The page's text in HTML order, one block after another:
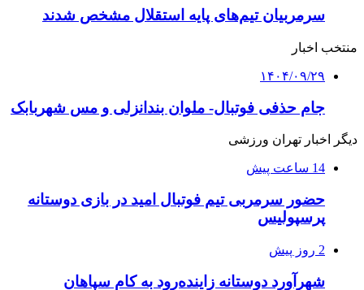
سرمربیان تیم‌های پایه استقلال مشخص شدند
منتخب اخبار
۱۴۰۴/۰۹/۲۹
جام حذفی فوتبال- ملوان بندانزلی و مس شهربابک
دیگر اخبار تهران ورزشی
14 ساعت پیش
حضور سرمربی تیم فوتبال امید در بازی دوستانه
پرسپولیس
2 روز پیش
شهرآورد دوستانه زاینده‌رود به کام سپاهان